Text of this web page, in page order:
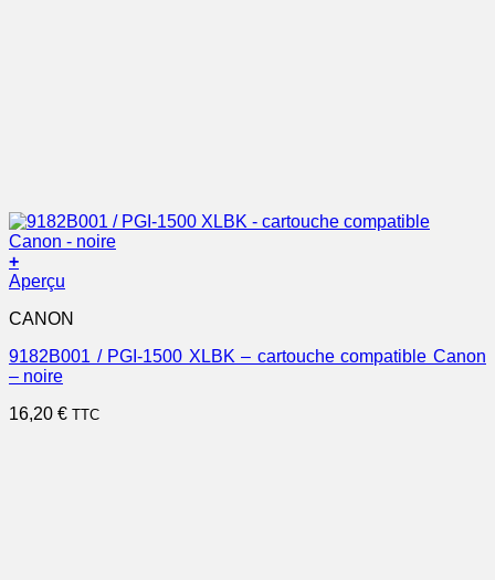
+
Aperçu
CANON
9182B001 / PGI-1500 XLBK – cartouche compatible Canon
– noire
16,20 € TTC